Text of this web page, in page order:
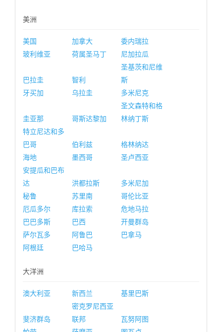
美洲
美国 加拿大
委内瑞拉
玻利维亚
荷属圣马丁 尼加拉瓜
巴拉圭 智利
圣基茨和尼维
斯
牙买加
乌拉圭 多米尼克
圭亚那 哥斯达黎加
圣文森特和格
林纳丁斯
特立尼达和多
巴哥
伯利兹
格林纳达
海地
墨西哥
圣卢西亚
安提瓜和巴布
达
洪都拉斯
多米尼加
秘鲁
苏里南
哥伦比亚
厄瓜多尔
库拉索
危地马拉
巴巴多斯
巴西
开曼群岛
萨尔瓦多
阿鲁巴
巴拿马
阿根廷
巴哈马
大洋洲
澳大利亚 新西兰 基里巴斯
斐济群岛
密克罗尼西亚
联邦
瓦努阿图